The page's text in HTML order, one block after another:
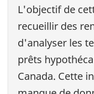
L'objectif de
recueillir des
d'analyser les
prêts
Canada. Cette